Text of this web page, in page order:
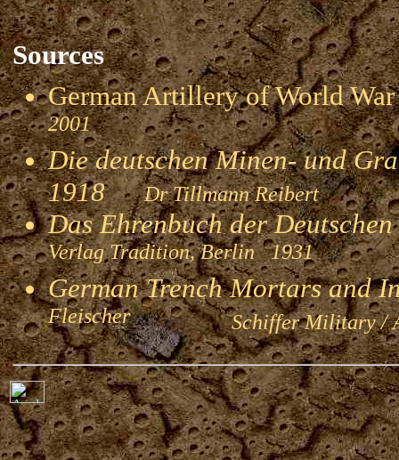
Sources
German Artillery of World
2001
Die deutschen Minen- und
1918Dr Tillmann Reibert
Das Ehrenbuch der
Verlag Tradition, Berlin 1931
German Trench Mortars and
FleischerSchiffer Military /